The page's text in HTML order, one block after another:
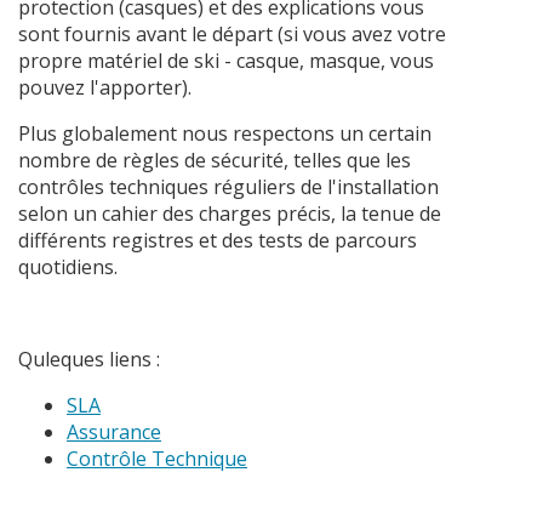
protection (casques) et des explications vous
sont fournis avant le départ (si vous avez votre
propre matériel de ski - casque, masque, vous
pouvez l'apporter).
Plus globalement nous respectons un certain
nombre de règles de sécurité, telles que les
contrôles techniques réguliers de l'installation
selon un cahier des charges précis, la tenue de
différents registres et des tests de parcours
quotidiens.
Quleques liens :
SLA
Assurance
Contrôle Technique